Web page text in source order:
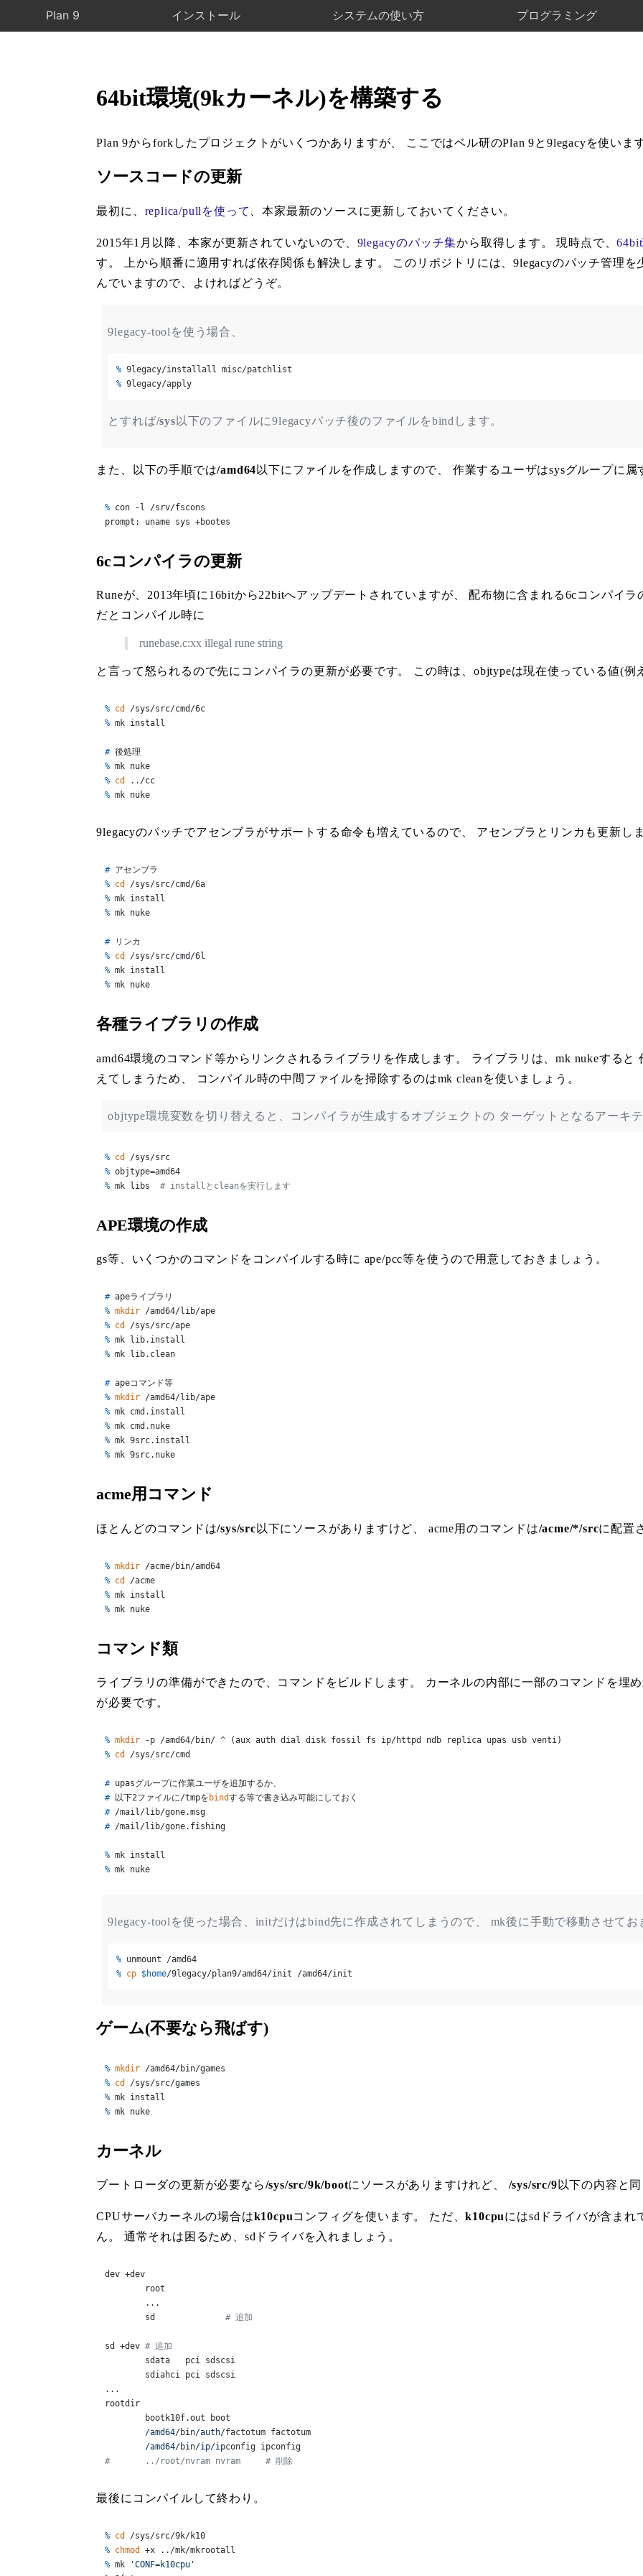
Plan 9 インストール システムの使い方 プログラミング
64bit環境(9kカーネル)を構築する
Plan 9からforkしたプロジェクトがいくつかありますが、 ここではベル研のPlan 9と9legacyを使います
ソースコードの更新
最初に、 replica/pullを使って 、本家最新のソースに更新しておいてください。
2015年1月以降、本家が更新されていないので、 9legacyのパッチ集から取得します。 現時点で、
す。 上から順番に適用すれば依存関係も解決します。 このリポジトリには、9legacyのパッチ管理
んでいますので、よければどうぞ。
9legacy-toolを使う場合、
% 9legacy/installall misc/patchlist
% 9legacy/apply
とすれば/sys 以下のファイルに9legacyパッチ後のファイルをbindします。
また、以下の手順では/amd64 以下にファイルを作成しますので、 作業するユーザはsysグループに属
% con -l /srv/fscons
prompt: uname sys +bootes
6cコンパイラの更新
Runeが、2013年頃に16bitから22bitへアップデートされていますが、 配布物に含まれる6cコンパイ
だとコンパイル時に
runebase.c:xx illegal rune string
と言って怒られるので先にコンパイラの更新が必要です。 この時は、objtypeは現在使っている値(例
% cd
/sys/src/cmd/6c
% mk install
# 後処理
% mk nuke
% cd
../cc
% mk nuke
9legacyのパッチでアセンブラがサポートする命令も増えているので、 アセンブラとリンカも更新しま
# アセンブラ
% cd
/sys/src/cmd/6a
% mk install
% mk nuke
# リンカ
% cd
/sys/src/cmd/6l
% mk install
% mk nuke
各種ライブラリの作成
amd64環境のコマンド等からリンクされるライブラリを作成します。 ライブラリは、mk nukeすると
えてしまうため、 コンパイル時の中間ファイルを掃除するのはmk cleanを使いましょう。
objtype環境変数を切り替えると、コンパイラが生成するオブジェクトの ターゲットとなるアーキ
% cd
/sys/src
% objtype=amd64
% mk libs # installとcleanを実行します
APE環境の作成
gs等、いくつかのコマンドをコンパイルする時に ape/pcc等を使うので用意しておきましょう。
# apeライブラリ
% mkdir /amd64/lib/ape
% cd
/sys/src/ape
% mk lib.install
% mk lib.clean
# apeコマンド等
% mkdir /amd64/lib/ape
% mk cmd.install
% mk cmd.nuke
% mk 9src.install
% mk 9src.nuke
acme用コマンド
ほとんどのコマンドは/sys/src 以下にソースがありますけど、 acme用のコマンドは/acme/*/srcに配置
% mkdir /acme/bin/amd64
% cd
/acme
% mk install
% mk nuke
コマンド類
ライブラリの準備ができたので、コマンドをビルドします。 カーネルの内部に一部のコマンドを埋
が必要です。
% mkdir -p /amd64/bin/ ^ (aux auth dial disk fossil fs ip/httpd ndb replica upas usb venti)
% cd /sys/src/cmd
# upasグループに作業ユーザを追加するか、
# 以下2ファイルに/tmpを bindする等で書き込み可能にしておく
# /mail/lib/gone.msg
# /mail/lib/gone.fishing
% mk install
% mk nuke
9legacy-toolを使った場合、initだけはbind先に作成されてしまうので、 mk後に手動で移動させてお
% unmount /amd64
% cp $home/9legacy/plan9/amd64/init /amd64/init
ゲーム(不要なら飛ばす)
% mkdir /amd64/bin/games
% cd
/sys/src/games
% mk install
% mk nuke
カーネル
ブートローダの更新が必要なら/sys/src/9k/bootにソースがありますけれど、 /sys/src/9 以下の内容と
CPUサーバカーネルの場合はk10cpuコンフィグを使います。 ただ、k10cpuにはsdドライバが含まれ
ん。 通常それは困るため、sdドライバを入れましょう。
dev +dev
	sd
# 追加
sd +dev # 追加
...
rootdir
/amd64/bin/auth/factotum factotum
/amd64/bin/ip/i
#	../root/nvram nvram	# 削除
最後にコンパイルして終わり。
% cd
/sys/src/9k/k10
% chmod
+x ../mk/mkrootall
% mk
'CONF=k10cpu'